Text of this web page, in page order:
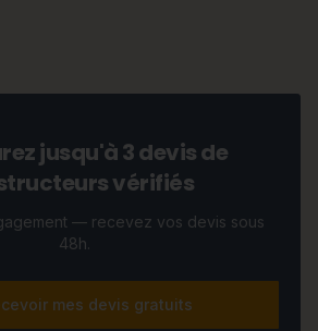
jusqu'à 3 devis de
vérifiés
— recevez vos devis sous
48h.
mes devis gratuits